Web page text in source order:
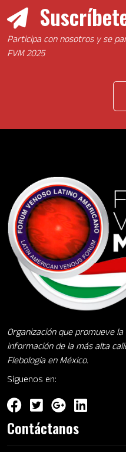
Participa con nosotros y se
FVM 2025
Organización que promueve
información de la más alta
Flebología en México.
Síguenos en:
Contáctanos